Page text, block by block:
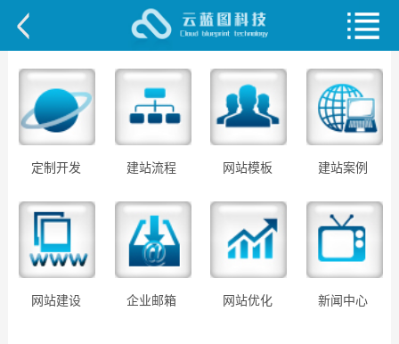
定制开发 建站流程 网站模板 建站案例
网站建设 企业邮箱 网站优化 新闻中心